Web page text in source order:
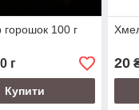
горошок 100 г
г
Купити
20